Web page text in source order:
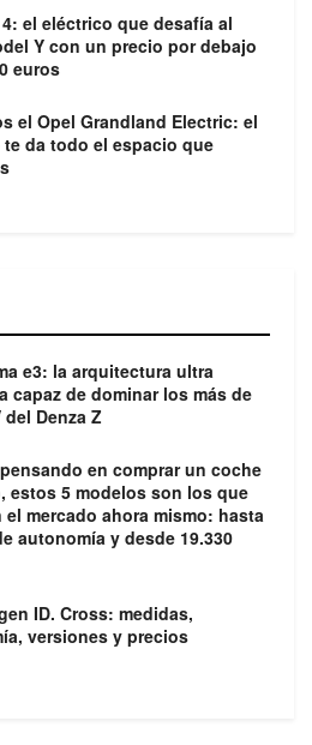
el eléctrico que desafía al
Y con un precio por debajo
euros
el Opel Grandland Electric: el
te da todo el espacio que
e3: la arquitectura ultra
capaz de dominar los más de
del Denza Z
en comprar un coche
estos 5 modelos son los que
el mercado ahora mismo: hasta
autonomía y desde 19.330
ID. Cross: medidas,
versiones y precios